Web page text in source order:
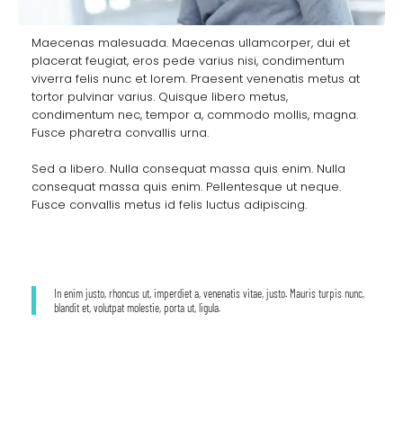
Maecenas malesuada. Maecenas ullamcorper, dui et
placerat feugiat, eros pede varius nisi, condimentum
viverra felis nunc et lorem. Praesent venenatis metus at
tortor pulvinar varius. Quisque libero metus,
condimentum nec, tempor a, commodo mollis, magna.
Fusce pharetra convallis urna.
Sed a libero. Nulla consequat massa quis enim. Nulla
consequat massa quis enim. Pellentesque ut neque.
Fusce convallis metus id felis luctus adipiscing.
In enim justo, rhoncus ut, imperdiet a, venenatis vitae, justo. Mauris turpis nunc,
blandit et, volutpat molestie, porta ut, ligula.